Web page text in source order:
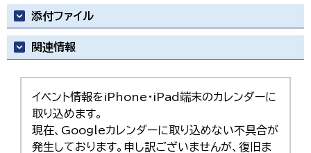
添付ファイル
関連情報
イベント情報をiPhone・iPad端末のカレンダーに
取り込めます。
現在、Googleカレンダーに取り込めない不具合が
発生しております。申し訳ございませんが、復旧ま